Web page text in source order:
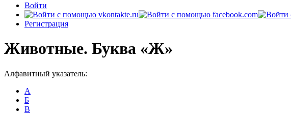
Войти
Регистрация
Животные. Буква «Ж»
Алфавитный указатель:
А
Б
В